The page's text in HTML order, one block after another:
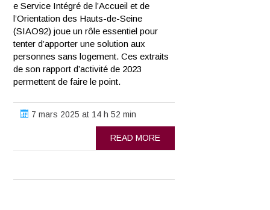
e Service Intégré de l’Accueil et de
l’Orientation des Hauts-de-Seine
(SIAO92) joue un rôle essentiel pour
tenter d’apporter une solution aux
personnes sans logement. Ces extraits
de son rapport d’activité de 2023
permettent de faire le point.
7 mars 2025 at 14 h 52 min
READ MORE